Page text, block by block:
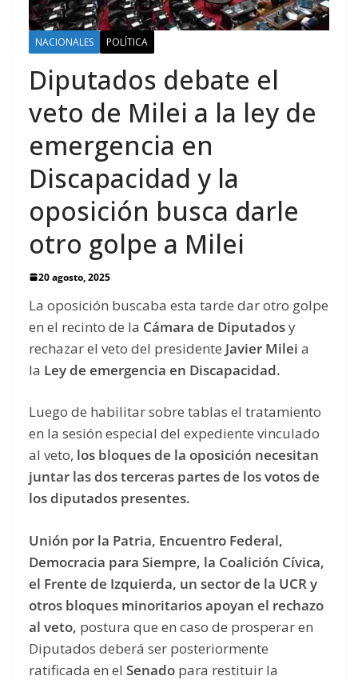
NACIONALES POLÍTICA
Diputados debate el
veto de Milei a la ley de
emergencia en
Discapacidad y la
oposición busca darle
otro golpe a Milei
20 agosto, 2025
La oposición buscaba esta tarde dar otro golpe
en el recinto de la Cámara de Diputadosy
rechazar el veto del presidente Javier Milei a
la Ley de emergencia en Discapacidad.
Luego de habilitar sobre tablas el tratamiento
en la sesión especial del expediente vinculado
al veto, los bloques de la oposición necesitan
juntar las dos terceras partes de los votos de
los diputados presentes.
Unión por la Patria, Encuentro Federal,
Democracia para Siempre, la Coalición Cívica,
el Frente de Izquierda, un sector de la UCR y
otros bloques minoritarios apoyan el rechazo
al veto, postura que en caso de prosperar en
Diputados deberá ser posteriormente
ratificada en el Senado para restituir la